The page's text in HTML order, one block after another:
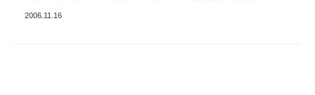
2006.11.16